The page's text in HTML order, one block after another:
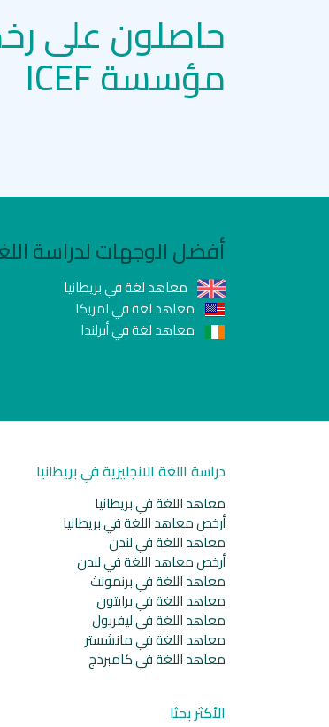
حاصلون على
مؤسسة ICEF
أفضل الوجهات لدراسة
معاهد لغة في بريطانيا
معاهد لغة في امريكا
معاهد لغة في أيرلندا
دراسة اللغة الانجليزية في بريطانيا
معاهد اللغة في بريطانيا
أرخص معاهد اللغة في بريطانيا
معاهد اللغة في لندن
أرخص معاهد اللغة في لندن
معاهد اللغة في برنمونث
معاهد اللغة في برايتون
معاهد اللغة في ليفربول
معاهد اللغة في مانشستر
معاهد اللغة في كامبردج
الأكثر بحثا